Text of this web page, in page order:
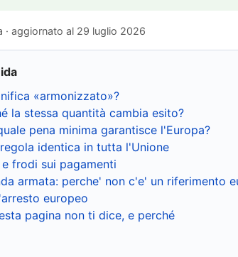
aggiornato al 29 luglio 2026
«armonizzato»?
la stessa quantità cambia esito?
pena minima garantisce l'Europa?
identica in tutta l'Unione
frodi sui pagamenti
armata: perche' non c'e' un riferimento
europeo
pagina non ti dice, e perché